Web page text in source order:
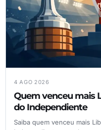
4 AGO 2026
Quem venceu mais
do Independiente
Saiba quem venceu mais